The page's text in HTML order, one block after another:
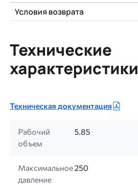
Условия возврата
Технические
характеристики
Техническая документация
Рабочий
объем
5.85
Максимальное
давление
250